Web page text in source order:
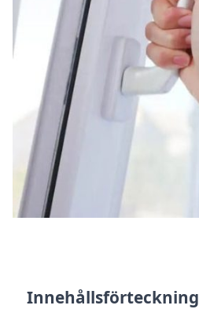
Innehållsförteckning